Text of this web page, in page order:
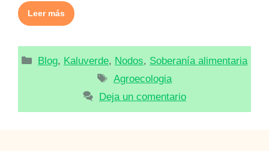
Leer más
Categorías
Blog, Kaluverde, Nodos, Soberanía alimentaria
Etiquetas
Agroecologia
Deja un comentario